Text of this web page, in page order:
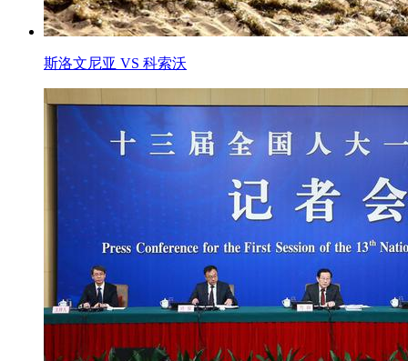
斯洛文尼亚 VS 科索沃